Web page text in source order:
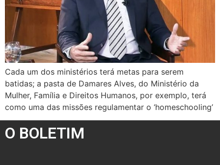
Cada um dos ministérios terá metas para serem
batidas; a pasta de Damares Alves, do Ministério da
Mulher, Família e Direitos Humanos, por exemplo, terá
como uma das missões regulamentar o ‘homeschooling’
O BOLETIM